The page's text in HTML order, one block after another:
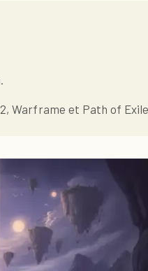
Warframe et Path of